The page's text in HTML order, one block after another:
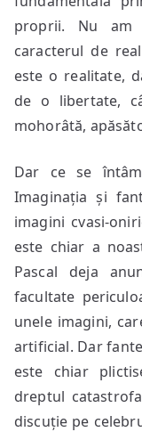
proprii. Nu am
caracterul de
este o realitate,
de o libertate,
mohorâtă,
Dar ce se
Imaginația și
imagini cvasi-
este chiar a
Pascal deja
facultate
unele imagini,
artificial. Dar
este chiar
dreptul
discuție pe